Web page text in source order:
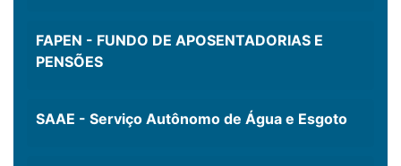
FAPEN - FUNDO DE APOSENTADORIAS E
PENSÕES
SAAE - Serviço Autônomo de Água e Esgoto